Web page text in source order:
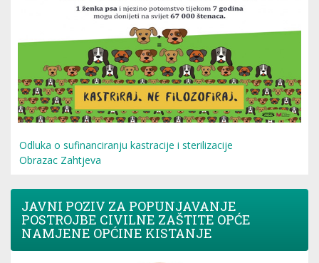
Odluka o sufinanciranju kastracije i sterilizacije
Obrazac Zahtjeva
JAVNI POZIV ZA POPUNJAVANJE
POSTROJBE CIVILNE ZAŠTITE OPĆE
NAMJENE OPĆINE KISTANJE